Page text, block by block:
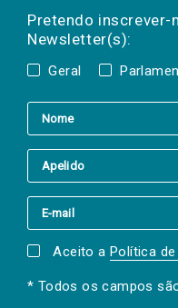
Pretendo
Newsletter(s):
Geral
a(s) newsletter(s).
mail
Aceito a Política
* Todos os campos